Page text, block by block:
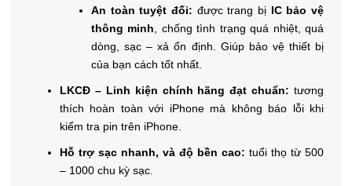
An toàn tuyệt đối: được trang bị IC bảo vệ
thông minh , chống tình trạng quá nhiệt, quá
dòng, sạc – xả ổn định. Giúp bảo vệ thiết bị
của bạn cách tốt nhất.
LKCĐ – Linh kiện chính hãng đạt chuẩn: tương
thích hoàn toàn với iPhone mà không báo lỗi khi
kiểm tra pin trên iPhone.
Hỗ trợ sạc nhanh, và độ bền cao: tuổi thọ từ 500
– 1000 chu kỳ sạc.